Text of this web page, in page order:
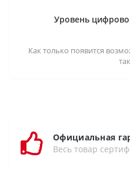
Уровень
Как только появится
Официальная
Весь товар